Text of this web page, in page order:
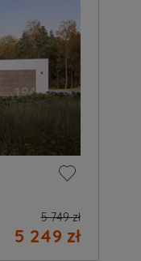
5 749 zł
5 249 zł